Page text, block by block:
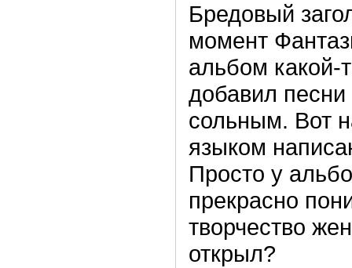
Бредовый
момент
альбом какой-
добавил песни
сольным. Вот
языком
Просто у
прекрасно
творчество
открыл?